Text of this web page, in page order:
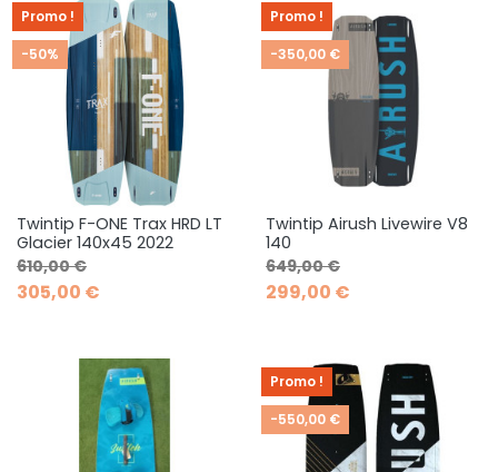
Twintip F-ONE Trax HRD LT
Glacier 140x45 2022
Prix de base
610,00 €Prix
305,00 €
Promo !
-50%
Twintip Airush Livewire V8
140
Prix de base
649,00 €Prix
299,00 €
Promo !
-350,00 €
Promo !
-550,00 €